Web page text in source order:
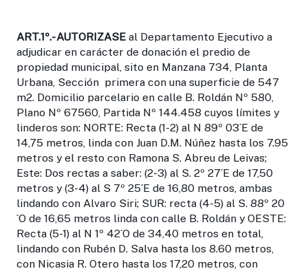
ART.1º.- AUTORIZASE al Departamento Ejecutivo a
adjudicar en carácter de donación el predio de
propiedad municipal, sito en Manzana 734, Planta
Urbana, Sección primera con una superficie de 547
m2. Domicilio parcelario en calle B. Roldán Nº 580,
Plano Nº 67560, Partida Nº 144.458 cuyos límites y
linderos son: NORTE: Recta (1-2) al N 89º 03´E de
14,75 metros, linda con Juan D.M. Núñez hasta los 7.95
metros y el resto con Ramona S. Abreu de Leivas;
Este: Dos rectas a saber: (2-3) al S. 2º 27´E de 17,50
metros y (3-4) al S 7º 25´E de 16,80 metros, ambas
lindando con Alvaro Siri; SUR: recta (4-5) al S. 88º 20
´O de 16,65 metros linda con calle B. Roldán y OESTE:
Recta (5-1) al N 1º 42´O de 34,40 metros en total,
lindando con Rubén D. Salva hasta los 8.60 metros,
con Nicasia R. Otero hasta los 17,20 metros, con